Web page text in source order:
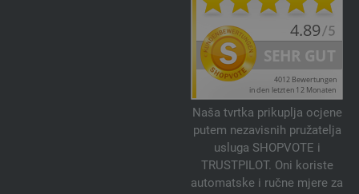
Naša tvrtka prikuplja ocjene
putem nezavisnih pružatelja
usluga SHOPVOTE i
TRUSTPILOT. Oni koriste
automatske i ručne mjere za